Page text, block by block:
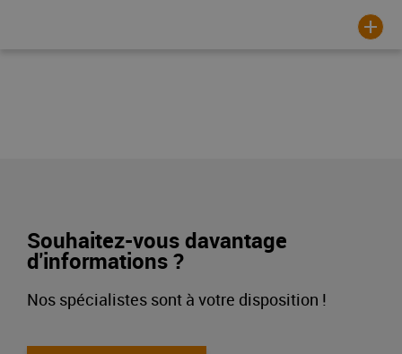
Souhaitez-vous davantage
d'informations ?
Nos spécialistes sont à votre disposition !